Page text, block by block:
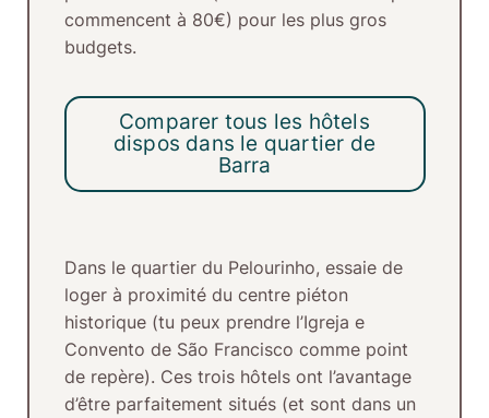
commencent à 80€) pour les plus gros
budgets.
Comparer tous les hôtels
dispos dans le quartier de
Barra
Dans le quartier du Pelourinho, essaie de
loger à proximité du centre piéton
historique (tu peux prendre l’Igreja e
Convento de São Francisco comme point
de repère). Ces trois hôtels ont l’avantage
d’être parfaitement situés (et sont dans un